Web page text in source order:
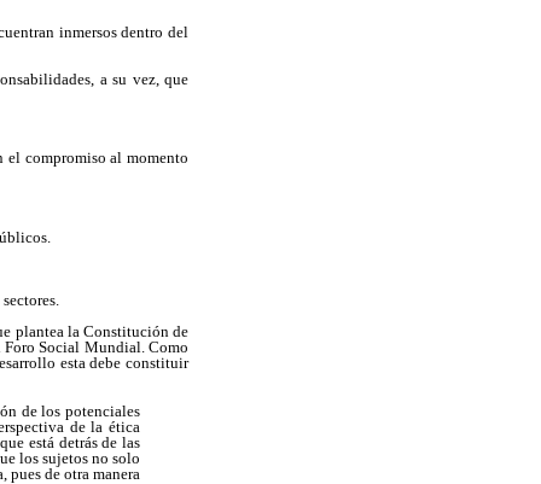
inmersos dentro del
a su vez, que
compromiso al momento
plantea la Constitución de
Foro Social Mundial. Como
esta debe constituir
de los potenciales
de la ética
está detrás de las
los sujetos no solo
pues de otra manera